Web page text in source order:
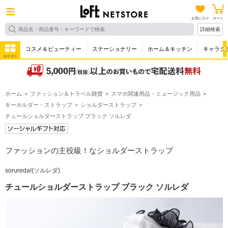
お気に入り カート
詳細検索
カテゴリ
コスメ＆ビューティー ステーショナリー ホーム＆キッチン キャラク
ホーム ファッション＆トラベル雑貨
スマホ関連用品・ミュージック用品
キーホルダー・ストラップ
ショルダーストラップ
チュールショルダーストラップ ブラック ソルレダ
ファッションの主役級！なショルダーストラップ
sorureda!(ソルレダ)
チュールショルダーストラップ ブラック ソルレダ